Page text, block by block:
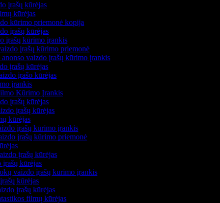
įrašų kūrėjas
kūrėjas
kūrimo priemonė kopija
įrašų kūrėjas
įrašų kūrimo įrankis
įrašų kūrimo priemonė
anonso vaizdo įrašų kūrimo įrankis
įrašų kūrėjas
įrašo kūrėjas
įrankis
Kūrimo Įrankis
įrašų kūrėjas
įrašų kūrėjas
kūrėjas
įrašų kūrimo įrankis
įrašų kūrimo priemonė
įrašų kūrėjas
įrašų kūrėjas
vaizdo įrašų kūrimo įrankis
kūrėjas
įrašų kūrėjas
filmų kūrėjas